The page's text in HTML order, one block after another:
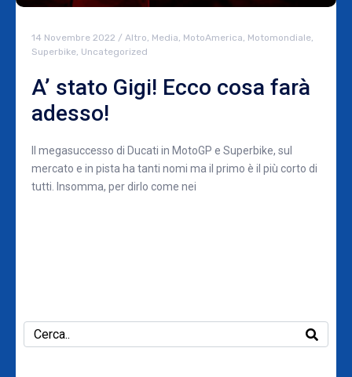
14 Novembre 2022 / Altro, Media, MotoAmerica, Motomondiale,
Superbike, Uncategorized
A’ stato Gigi! Ecco cosa farà
adesso!
Il megasuccesso di Ducati in MotoGP e Superbike, sul
mercato e in pista ha tanti nomi ma il primo è il più corto di
tutti. Insomma, per dirlo come nei